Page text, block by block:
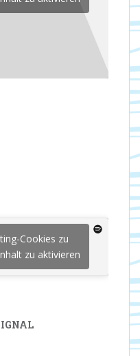
Cookies zu
zu aktivieren